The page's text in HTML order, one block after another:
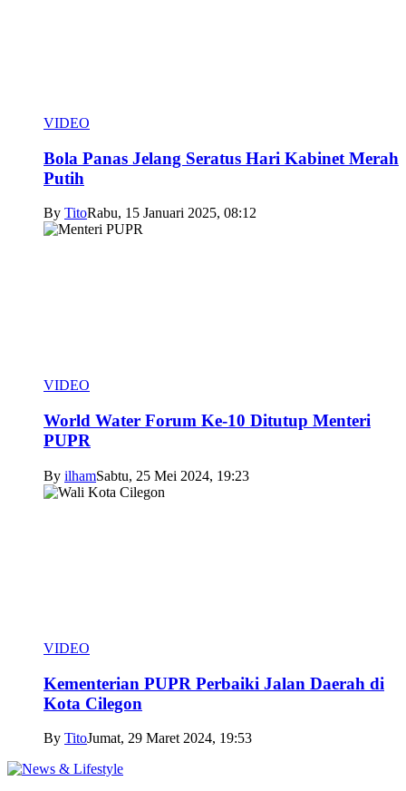
VIDEO
Bola Panas Jelang Seratus Hari Kabinet Merah
Putih
By TitoRabu, 15 Januari 2025, 08:12
VIDEO
World Water Forum Ke-10 Ditutup Menteri
PUPR
By ilhamSabtu, 25 Mei 2024, 19:23
VIDEO
Kementerian PUPR Perbaiki Jalan Daerah di
Kota Cilegon
By TitoJumat, 29 Maret 2024, 19:53